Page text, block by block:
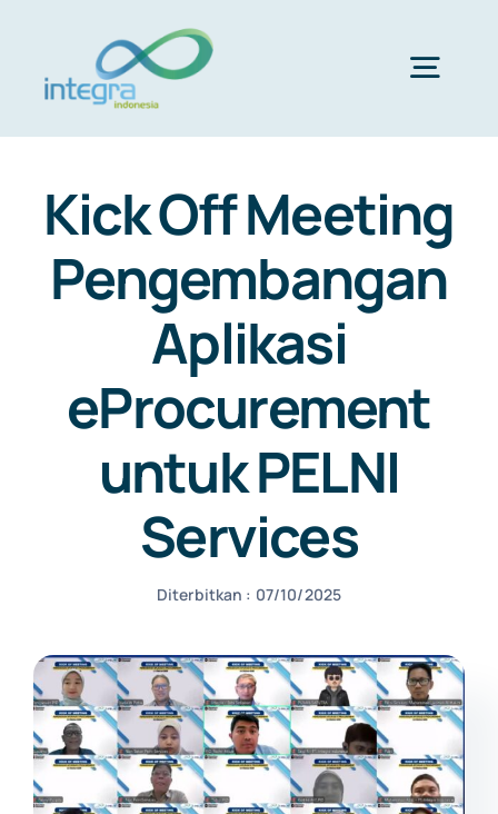
content
PRODUCTS & SERVICES
PORTFOLIO
CLIENTS
CONTACT US
Kick Off Meeting
Pengembangan
Aplikasi
eProcurement
untuk PELNI
Services
Diterbitkan : 07/10/2025